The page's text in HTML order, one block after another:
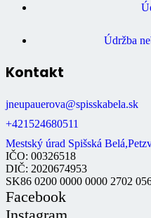
Údržba
Kontakt
jneupauerova@spisskabela.sk
+421524680511
Mestský úrad Spišská
IČO: 00326518
DIČ: 2020674953
SK86 0200 0000 0000 2702
Facebook